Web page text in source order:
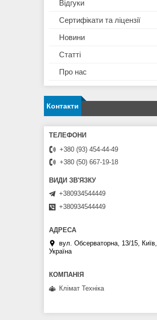
Відгуки
Сертифікати та ліцензії
Новини
Статті
Про нас
Контакти
+380 (93) 454-44-49
+380 (50) 667-19-18
+380934544449
+380934544449
вул. Обсерваторна, 13/15, Київ,
Україна
Клімат Техніка